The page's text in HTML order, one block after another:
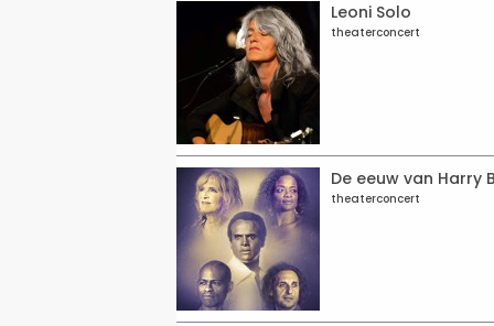
Leoni Solo
theaterconcert
De eeuw van Harry
theaterconcert